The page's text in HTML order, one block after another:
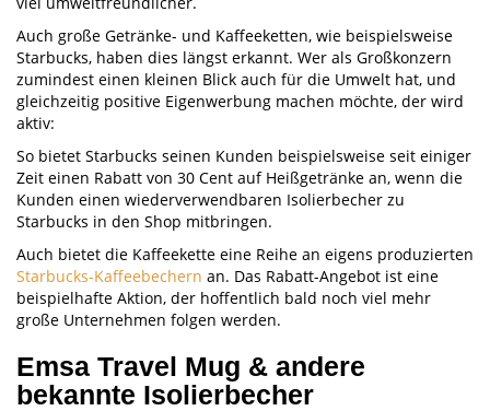
Auch große Getränke- und Kaffeeketten, wie beispielsweise
Starbucks, haben dies längst erkannt. Wer als Großkonzern
zumindest einen kleinen Blick auch für die Umwelt hat, und
gleichzeitig positive Eigenwerbung machen möchte, der wird
aktiv:
So bietet Starbucks seinen Kunden beispielsweise seit einiger
Zeit einen Rabatt von 30 Cent auf Heißgetränke an, wenn die
Kunden einen wiederverwendbaren Isolierbecher zu
Starbucks in den Shop mitbringen.
Auch bietet die Kaffeekette eine Reihe an eigens produzierten
Starbucks-Kaffeebechern an. Das Rabatt-Angebot ist eine
beispielhafte Aktion, der hoffentlich bald noch viel mehr
große Unternehmen folgen werden.
Emsa Travel Mug & andere
bekannte Isolierbecher